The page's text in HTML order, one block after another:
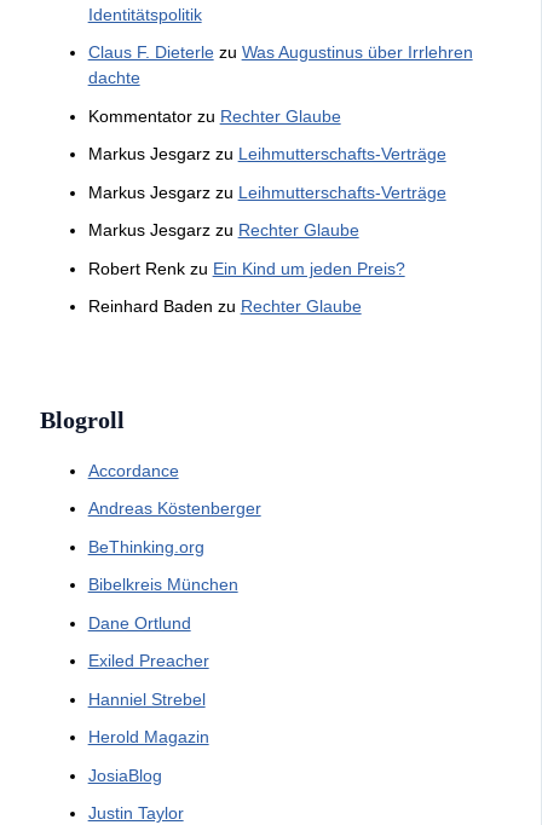
Identitätspolitik
Claus F. Dieterlezu Was Augustinus über Irrlehren
dachte
Kommentatorzu Rechter Glaube
Markus Jesgarzzu Leihmutterschafts-Verträge
Markus Jesgarzzu Leihmutterschafts-Verträge
Markus Jesgarzzu Rechter Glaube
Robert Renkzu Ein Kind um jeden Preis?
Reinhard Baden zu Rechter Glaube
Blogroll
Accordance
Andreas Köstenberger
BeThinking.org
Bibelkreis München
Dane Ortlund
Exiled Preacher
Hanniel Strebel
Herold Magazin
JosiaBlog
Justin Taylor